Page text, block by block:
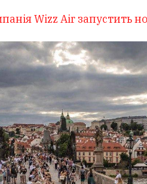
Wizz Air запустить